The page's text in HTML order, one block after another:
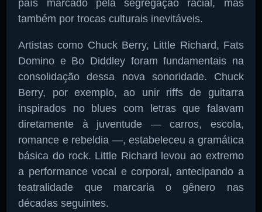
país marcado pela segregação racial, mas
também por trocas culturais inevitáveis.
Artistas como Chuck Berry, Little Richard, Fats
Domino e Bo Diddley foram fundamentais na
consolidação dessa nova sonoridade. Chuck
Berry, por exemplo, ao unir riffs de guitarra
inspirados no blues com letras que falavam
diretamente à juventude — carros, escola,
romance e rebeldia —, estabeleceu a gramática
básica do rock. Little Richard levou ao extremo
a performance vocal e corporal, antecipando a
teatralidade que marcaria o gênero nas
décadas seguintes.